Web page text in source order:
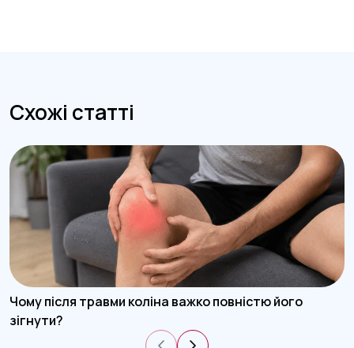
Схожі статті
Чому після травми коліна важко повністю його
зігнути?